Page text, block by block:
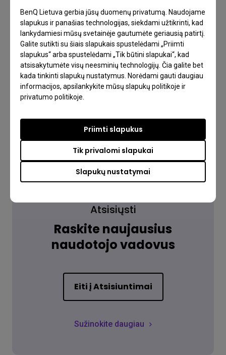
BenQ Lietuva gerbia jūsų duomenų privatumą. Naudojame
slapukus ir panašias technologijas, siekdami užtikrinti, kad
lankydamiesi mūsų svetainėje gautumėte geriausią patirtį.
Galite sutikti su šiais slapukais spustelėdami „Priimti
slapukus“ arba spustelėdami „Tik būtini slapukai“, kad
atsisakytumėte visų neesminių technologijų. Čia galite bet
kada tinkinti slapukų nustatymus. Norėdami gauti daugiau
informacijos, apsilankykite mūsų slapukų politikoje ir
privatumo politikoje.
Slapukų nustatymai
Tik privalomi slapukai
Priimti slapukus
DUK
Turite klausimų?
Perskaitykite atsakymą
Sužinokite daugiau
Atsisiųsti
Raskite naujausius
naudotojo vadovus
Eiti į Atsisiuntimai
Sužinokite daugiau